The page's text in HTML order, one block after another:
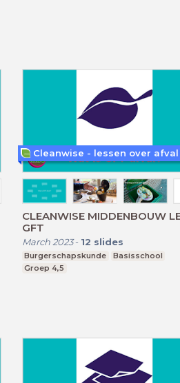
CLEANWISE MIDDENBOUW
GFT
March 2023- 12 slides
Burgerschapskunde
Basisschool
Groep 4,5
Cleanwise - lessen over afval